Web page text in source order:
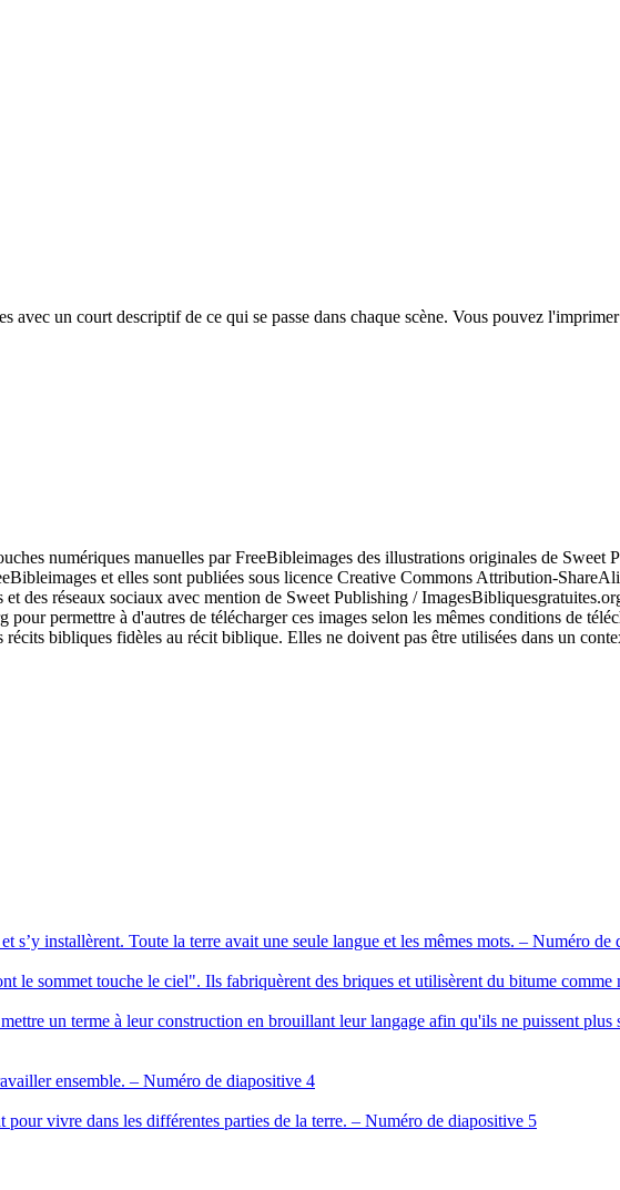
un court descriptif de ce qui se passe dans chaque scène. Vous pouvez
numériques manuelles par FreeBibleimages des illustrations originales de Sweet
et elles sont publiées sous licence Creative Commons Attribution-
des réseaux sociaux avec mention de Sweet Publishing /
permettre à d'autres de télécharger ces images selon les mêmes conditions de
bibliques fidèles au récit biblique. Elles ne doivent pas être utilisées dans un